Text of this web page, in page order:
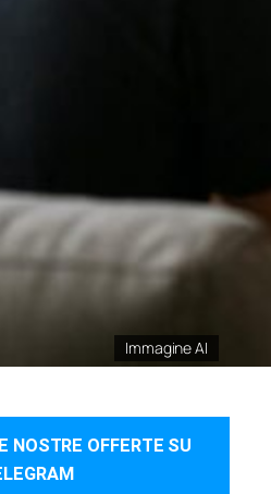
Immagine AI
NOSTRE OFFERTE SU